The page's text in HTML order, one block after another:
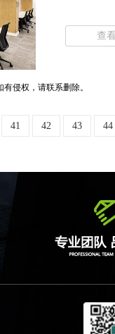
查
侵权，请联系删除。
41 42 43 44